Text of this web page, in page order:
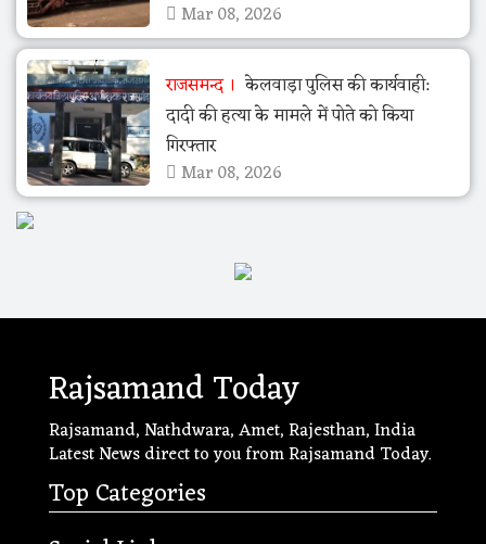
Mar 08, 2026
राजसमन्द
केलवाड़ा पुलिस की कार्यवाही:
दादी की हत्या के मामले में पोते को किया
गिरफ्तार
Mar 08, 2026
Rajsamand Today
Rajsamand, Nathdwara, Amet, Rajesthan, India
Latest News direct to you from Rajsamand Today.
Top Categories